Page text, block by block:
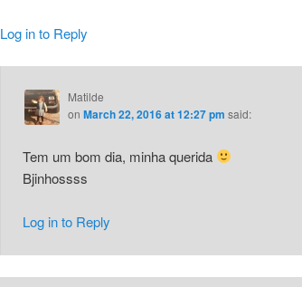
Log in to Reply
Matilde
onMarch 22, 2016 at 12:27 pm said:
Tem um bom dia, minha querida
Bjinhossss
Log in to Reply